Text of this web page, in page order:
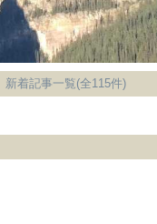
新着記事一覧(全115件)